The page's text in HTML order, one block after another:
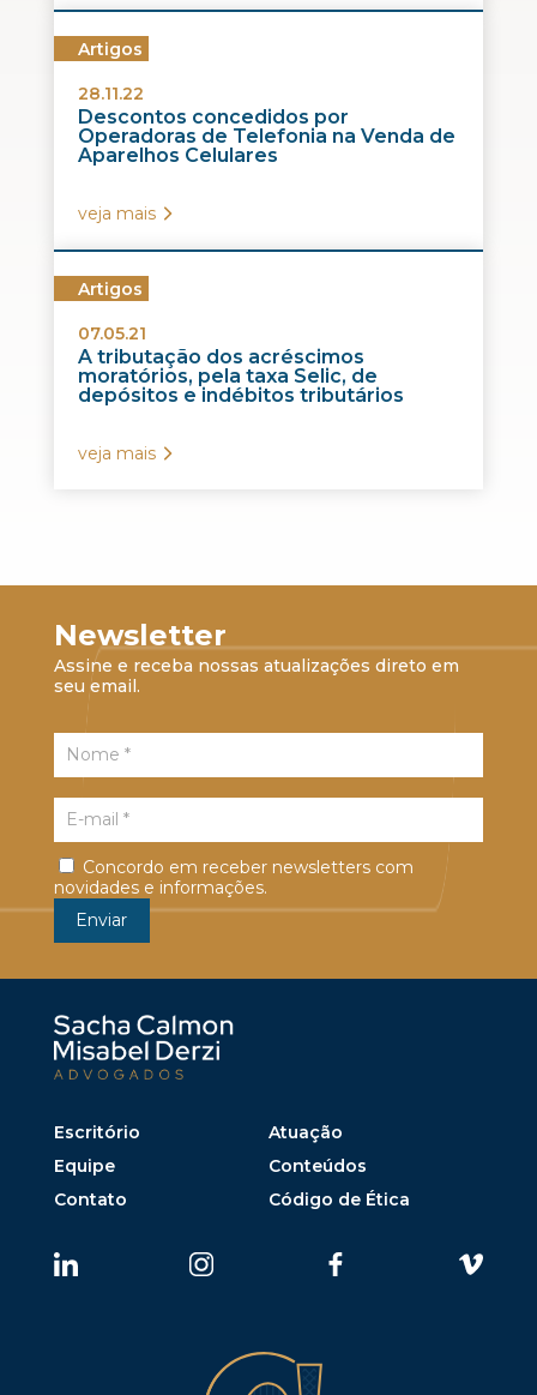
Artigos
28.11.22
Descontos concedidos por
Operadoras de Telefonia na Venda de
Aparelhos Celulares
veja mais
Artigos
07.05.21
A tributação dos acréscimos
moratórios, pela taxa Selic, de
depósitos e indébitos tributários
veja mais
Newsletter
Assine e receba nossas atualizações direto em
seu email.
Concordo em receber newsletters com
novidades e informações.
Escritório
Atuação
Equipe
Conteúdos
Contato
Código de Ética